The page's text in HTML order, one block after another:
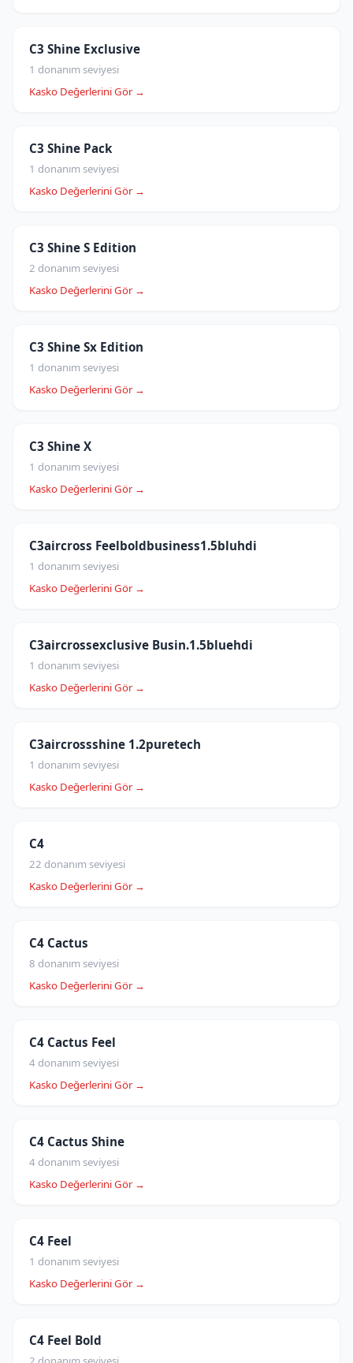
C3 Shine Exclusive
1 donanım seviyesi
Kasko Değerlerini Gör →
C3 Shine Pack
1 donanım seviyesi
Kasko Değerlerini Gör →
C3 Shine S Edition
2 donanım seviyesi
Kasko Değerlerini Gör →
C3 Shine Sx Edition
1 donanım seviyesi
Kasko Değerlerini Gör →
C3 Shine X
1 donanım seviyesi
Kasko Değerlerini Gör →
C3aircross Feelboldbusiness1.5bluhdi
1 donanım seviyesi
Kasko Değerlerini Gör →
C3aircrossexclusive Busin.1.5bluehdi
1 donanım seviyesi
Kasko Değerlerini Gör →
C3aircrossshine 1.2puretech
1 donanım seviyesi
Kasko Değerlerini Gör →
C4
22 donanım seviyesi
Kasko Değerlerini Gör →
C4 Cactus
8 donanım seviyesi
Kasko Değerlerini Gör →
C4 Cactus Feel
4 donanım seviyesi
Kasko Değerlerini Gör →
C4 Cactus Shine
4 donanım seviyesi
Kasko Değerlerini Gör →
C4 Feel
1 donanım seviyesi
Kasko Değerlerini Gör →
C4 Feel Bold